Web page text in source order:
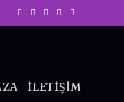
İLETİŞİM